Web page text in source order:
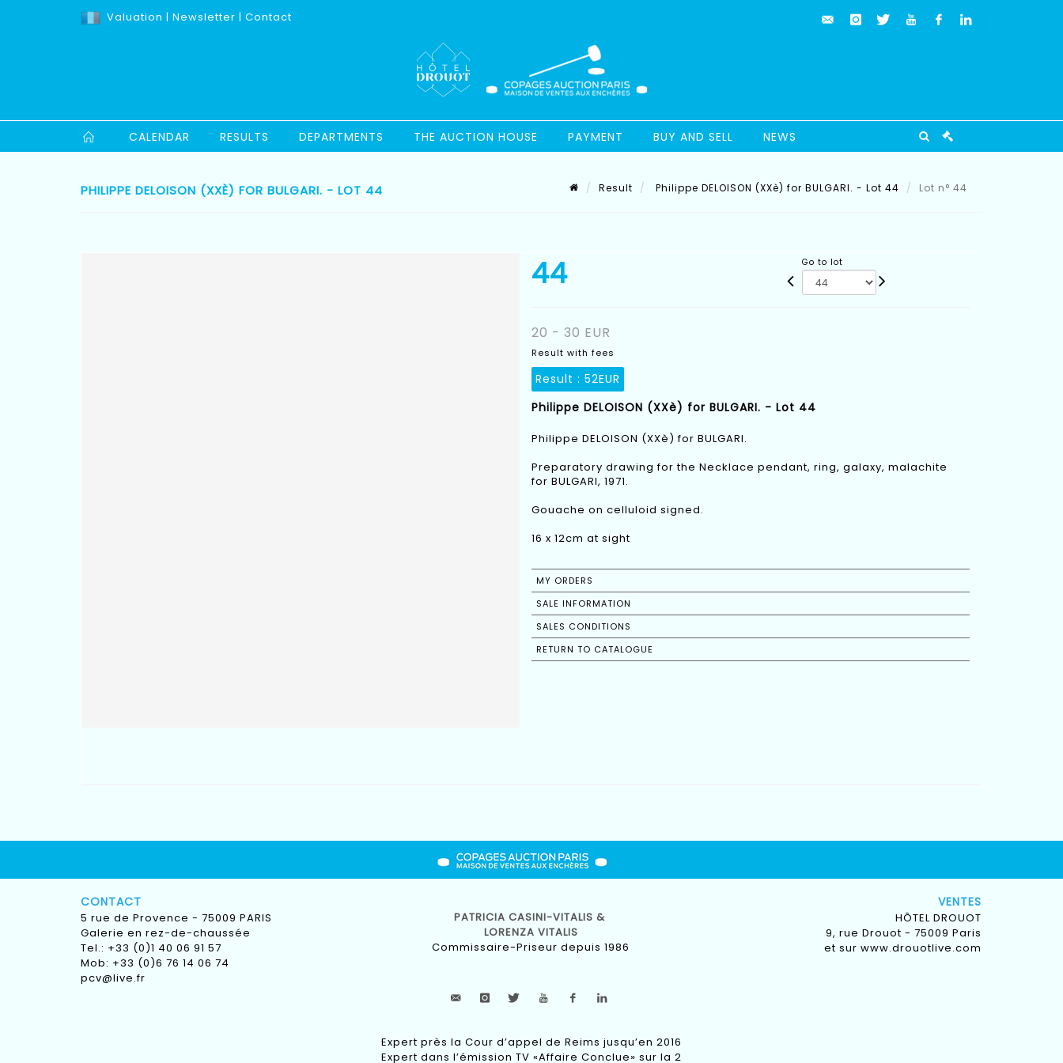
Valuation | Newsletter | Contact
CALENDAR RESULTS DEPARTMENTS THE AUCTION HOUSE PAYMENT BUY AND SELL NEWS
PHILIPPE DELOISON (XXÈ) FOR BULGARI. - LOT 44 Result Philippe DELOISON (XXè) for BULGARI. - Lot 44 Lot n° 44
44 Go to lot
20 - 30 EUR
Result with fees
Result : 52EUR
Philippe DELOISON (XXè) for BULGARI. - Lot 44
Philippe DELOISON (XXè) for BULGARI.
Preparatory drawing for the Necklace pendant, ring, galaxy, malachite
for BULGARI, 1971.
Gouache on celluloid signed.
16 x 12cm at sight
MY ORDERS
SALE INFORMATION
SALES CONDITIONS
RETURN TO CATALOGUE
CONTACT
5 rue de Provence - 75009 PARIS
Galerie en rez-de-chaussée
Tel.: +33 (0)1 40 06 91 57
Mob: +33 (0)6 76 14 06 74
pcv@live.fr
PATRICIA CASINI-VITALIS &
LORENZA VITALIS
Commissaire-Priseur depuis 1986
VENTES
HÔTEL DROUOT
9, rue Drouot - 75009 Paris
et sur www.drouotlive.com
Expert près la Cour d’appel de Reims jusqu’en 2016
Expert dans l’émission TV «Affaire Conclue» sur la 2